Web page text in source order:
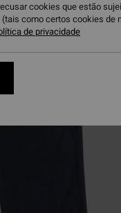
cookies que estão
como certos cookies
de privacidade